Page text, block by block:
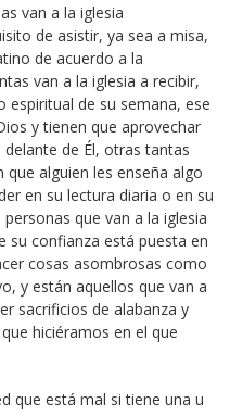
van a la iglesia
de asistir, ya sea a misa,
de acuerdo a la
van a la iglesia a recibir,
espiritual de su semana, ese
y tienen que aprovechar
de Él, otras tantas
que alguien les enseña algo
en su lectura diaria o en su
que van a la iglesia
su confianza está puesta en
cosas asombrosas como
y están aquellos que van a
sacrificios de alabanza y
hiciéramos en el que
que está mal si tiene una u